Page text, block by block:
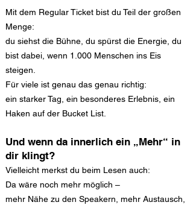
Mit dem Regular Ticket bist du Teil der großen
Menge:
du siehst die Bühne, du spürst die Energie, du
bist dabei, wenn 1.000 Menschen ins Eis
steigen.
Für viele ist genau das genau richtig:
ein starker Tag, ein besonderes Erlebnis, ein
Haken auf der Bucket List.
Und wenn da innerlich ein „Mehr“ in
dir klingt?
Vielleicht merkst du beim Lesen auch:
Da wäre noch mehr möglich –
mehr Nähe zu den Speakern, mehr Austausch,